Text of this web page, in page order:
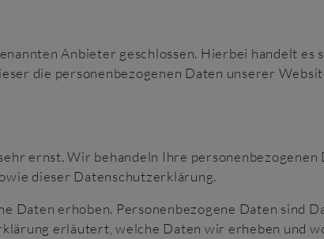
Anbieter geschlossen. Hierbei handelt es
die personenbezogenen Daten unserer
ernst. Wir behandeln Ihre personenbezogenen
dieser Datenschutzerklärung.
Daten erhoben. Personenbezogene Daten sind
erläutert, welche Daten wir erheben und